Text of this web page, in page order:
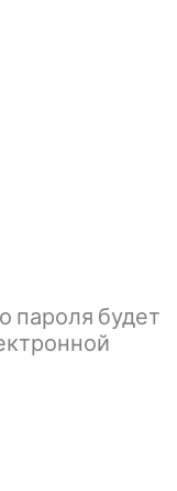
пароля будет